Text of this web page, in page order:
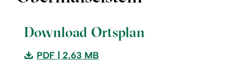
Download Ortsplan
Download:
PDF | 2.63 MB